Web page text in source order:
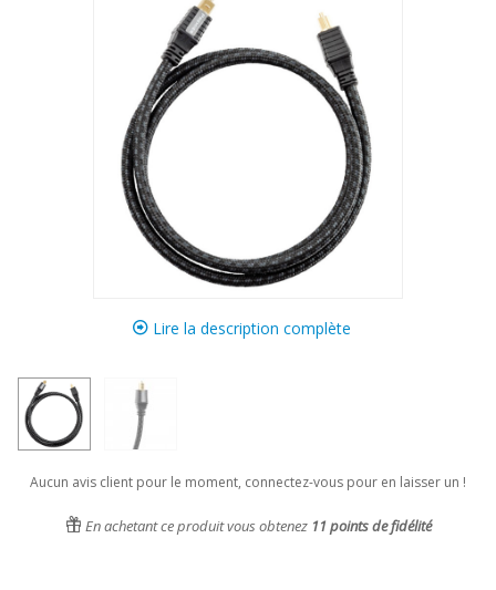
Lire la description complète
Aucun avis client pour le moment, connectez-vous pour en laisser un !
En achetant ce produit vous obtenez 11 points de fidélité